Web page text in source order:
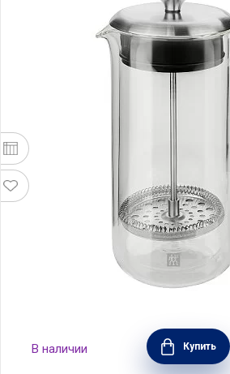
Френч-пресс с двойными
750 мл, материал стекло,
Henckels, Германия,
В наличии Купить